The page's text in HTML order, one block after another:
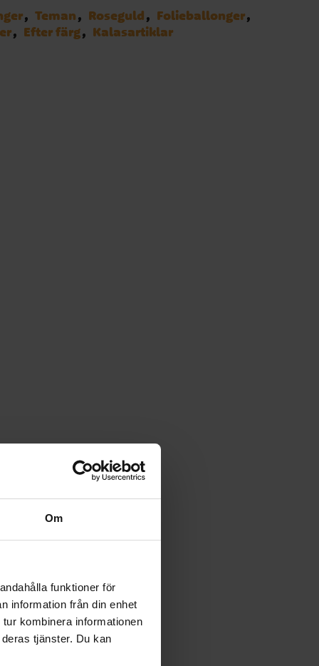
Om
funktioner för
information från din enhet
kombinera informationen
tjänster. Du kan
Teman Roseguld
Folieballonger
Efter färg Kalasartiklar